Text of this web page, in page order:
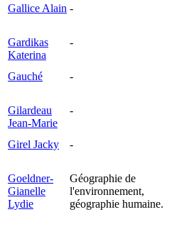
Gallice Alain -
Gardikas
Katerina
-
Gauché -
Gilardeau
Jean-Marie
-
Girel Jacky -
Goeldner-
Gianelle
Lydie
Géographie de
l'environnement,
géographie humaine.